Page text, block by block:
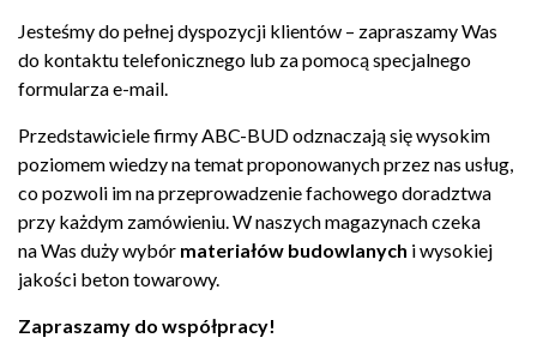
Jesteśmy do pełnej dyspozycji klientów – zapraszamy Was
do kontaktu telefonicznego lub za pomocą specjalnego
formularza e-mail.
Przedstawiciele firmy ABC-BUD odznaczają się wysokim
poziomem wiedzy na temat proponowanych przez nas usług,
co pozwoli im na przeprowadzenie fachowego doradztwa
przy każdym zamówieniu. W naszych magazynach czeka
na Was duży wybór materiałów budowlanych i wysokiej
jakości beton towarowy.
Zapraszamy do współpracy!